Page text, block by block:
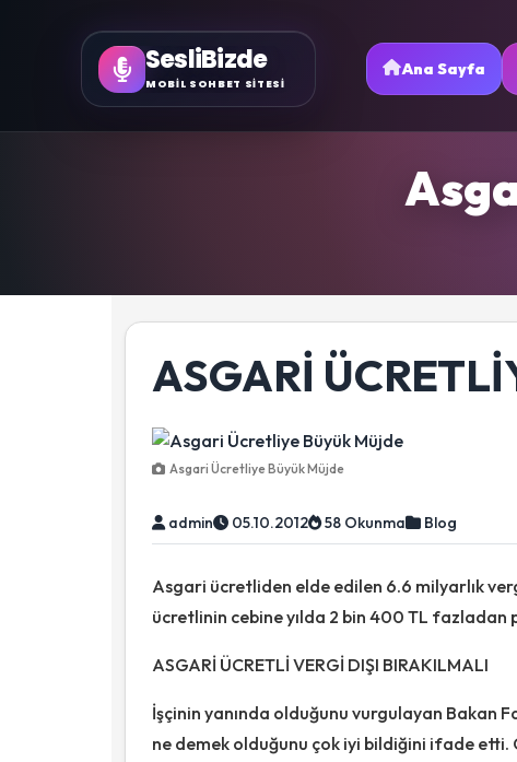
SesliBizde
MOBİL SOHBET SİTESİ
Ana Sayfa
ASGARI
Asgari Ücretliye Büyük Müjde
admin 05.10.2012 58 Okunma Blog
Asgari ücretliden elde edilen 6.6 milyarlık
ücretlinin cebine yılda 2 bin 400 TL fazladan
ASGARİ ÜCRETLİ VERGİ DIŞI BIRAKILMALI
İşçinin yanında olduğunu vurgulayan Bakan
ne demek olduğunu çok iyi bildiğini ifade etti.